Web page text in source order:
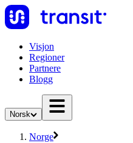
Visjon
Regioner
Partnere
Blogg
Norsk
Norge